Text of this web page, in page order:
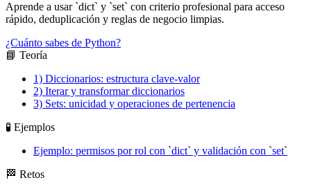
Aprende a usar `dict` y `set` con criterio profesional para acceso
rápido, deduplicación y reglas de negocio limpias.
¿Cuánto sabes de Python?
📘 Teoría
1) Diccionarios: estructura clave-valor
2) Iterar y transformar diccionarios
3) Sets: unicidad y operaciones de pertenencia
🧪 Ejemplos
Ejemplo: permisos por rol con `dict` y validación con `set`
🏁 Retos